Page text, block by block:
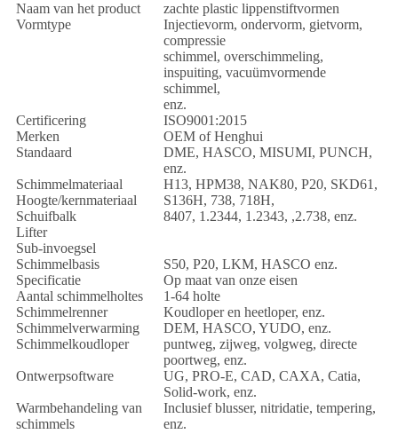
Naam van het product
zachte plastic lippenstiftvormen
Vormtype
Injectievorm, ondervorm, gietvorm,
compressie
schimmel, overschimmeling,
inspuiting, vacuümvormende
schimmel,
enz.
Certificering
ISO9001:2015
Merken
OEM of Henghui
Standaard
DME, HASCO, MISUMI, PUNCH,
enz.
Schimmelmateriaal
H13, HPM38, NAK80, P20, SKD61,
S136H, 738, 718H,
8407, 1.2344, 1.2343, ,2.738, enz.
Hoogte/kernmateriaal
Schuifbalk
Lifter
Sub-invoegsel
Schimmelbasis
S50, P20, LKM, HASCO enz.
Specificatie
Op maat van onze eisen
Aantal schimmelholtes
1-64 holte
Schimmelrenner
Koudloper en heetloper, enz.
Schimmelverwarming
DEM, HASCO, YUDO, enz.
Schimmelkoudloper
puntweg, zijweg, volgweg, directe
poortweg, enz.
Ontwerpsoftware
UG, PRO-E, CAD, CAXA, Catia,
Solid-work, enz.
Warmbehandeling van
schimmels
Inclusief blusser, nitridatie, tempering,
enz.